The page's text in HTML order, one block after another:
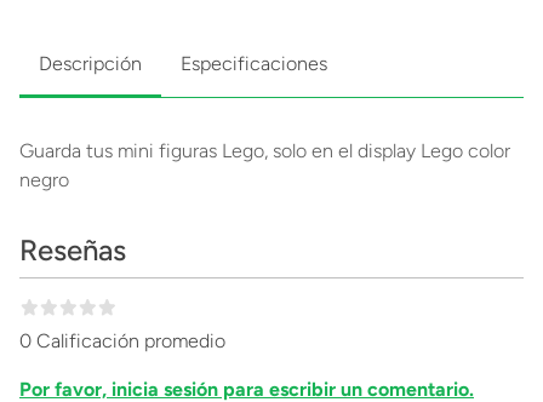
Descripción Especificaciones
Guarda tus mini figuras Lego, solo en el display Lego color
negro
Reseñas
0 Calificación promedio
Por favor, inicia sesión para escribir un comentario.